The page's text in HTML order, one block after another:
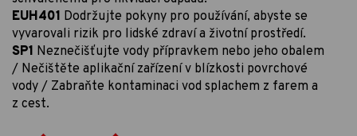
EUH401 Dodržujte pokyny pro používání, abyste se
vyvarovali rizik pro lidské zdraví a životní prostředí.
SP1 Neznečišťujte vody přípravkem nebo jeho obalem
/ Nečištěte aplikační zařízení v blízkosti povrchové
vody / Zabraňte kontaminaci vod splachem z farem a
z cest.